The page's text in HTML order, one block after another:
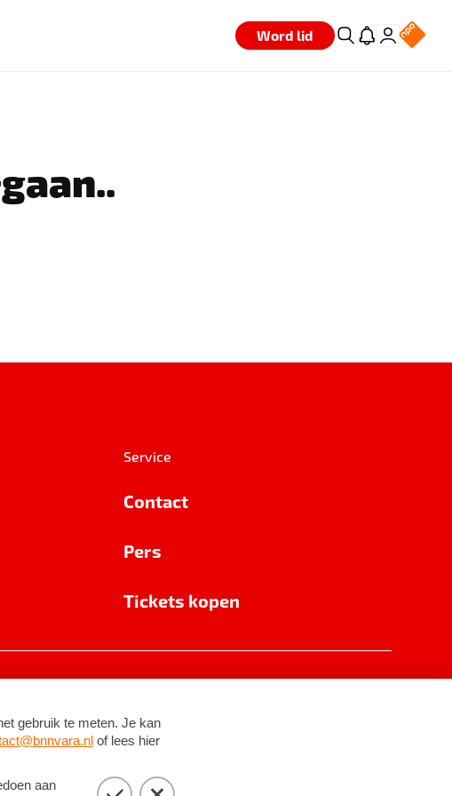
Word lid
Service
Contact
Pers
Tickets kopen